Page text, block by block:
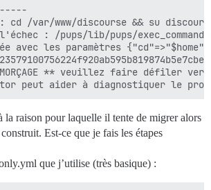
cd /var/www/discourse && su
l'échec : /pups/lib/pups/
avec les paramètres
** veuillez faire
la raison pour laquelle il tente de migrer alors
Est-ce que je fais les étapes
que j’utilise (très basique) :